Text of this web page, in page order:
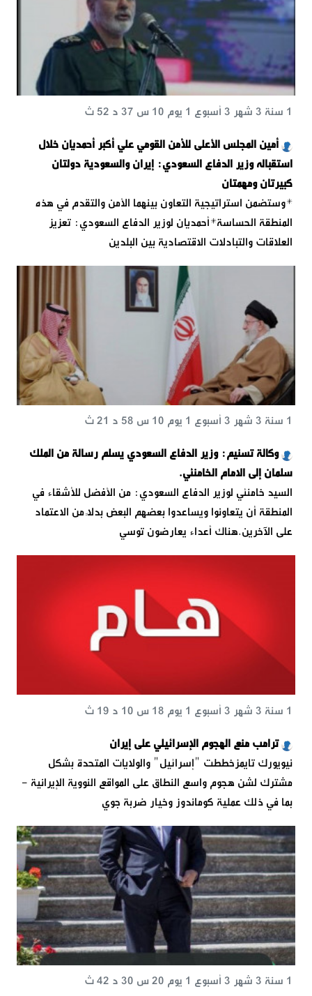
أمين المجلس الأعلى للأمن القومي علي أكبر أحمديان خلال
استقباله وزير الدفاع السعودي: إيران والسعودية دولتان
كبيرتان ومهمتان
1 سنة 3 شهر 3 أسبوع 1 يوم 10 س 37 د 52 ث
*وستضمن استراتيجية التعاون بينهما الأمن والتقدم في هذه
المنطقة الحساسة*أحمديان لوزير الدفاع السعودي: تعزيز
العلاقات والتبادلات الاقتصادية بين البلدين
‌‏وكالة تسنيم: وزير الدفاع السعودي يسلم رسالة من الملك
سلمان إلى الامام الخامنئي.
1 سنة 3 شهر 3 أسبوع 1 يوم 10 س 58 د 21 ث
السيد خامنئي لوزير الدفاع السعودي: من الأفضل للأشقاء في
المنطقة أن يتعاونوا ويساعدوا بعضهم البعض بدلاً من الاعتماد
على الآخرين.هناك أعداء يعارضون توسي
ترامب منع الهجوم الإسرائيلي على إيران
1 سنة 3 شهر 3 أسبوع 1 يوم 18 س 10 د 19 ث
نيويورك تايمزخططت "إسرائيل" والولايات المتحدة بشكل
مشترك لشن هجوم واسع النطاق على المواقع النووية الإيرانية -
بما في ذلك عملية كوماندوز وخيار ضربة جوي
1 سنة 3 شهر 3 أسبوع 1 يوم 20 س 30 د 42 ث